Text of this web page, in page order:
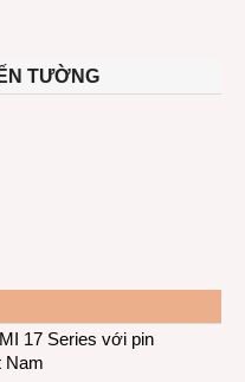
TƯỜNG
17 Series với pin
Nam